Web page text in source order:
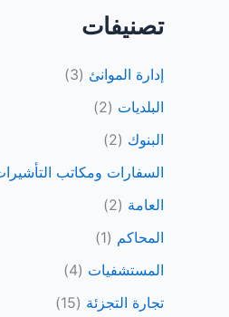
ب
ث
ع
ن
:
تصنيفات
إدارة الموانئ (3)
البلديات (2)
البنوك (2)
السفارات ومكاتب
العامة (2)
المحاكم (1)
المستشفيات (4)
تجارة التجزئة (15)